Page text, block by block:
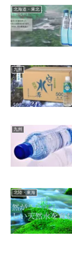
北海道・東北
九州
九州
北陸・東海